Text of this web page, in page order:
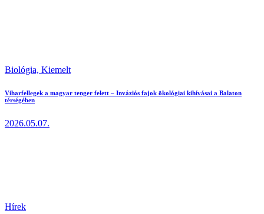
Biológia, Kiemelt
Viharfellegek a magyar tenger felett – Inváziós fajok ökológiai kihívásai a Balaton
térségében
2026.05.07.
Hírek